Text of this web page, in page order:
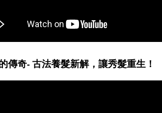
傳奇- 古法養髮新解，讓秀髮重生！